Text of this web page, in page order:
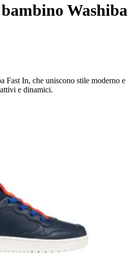
Washiba
Fast In, che uniscono stile moderno e
e dinamici.